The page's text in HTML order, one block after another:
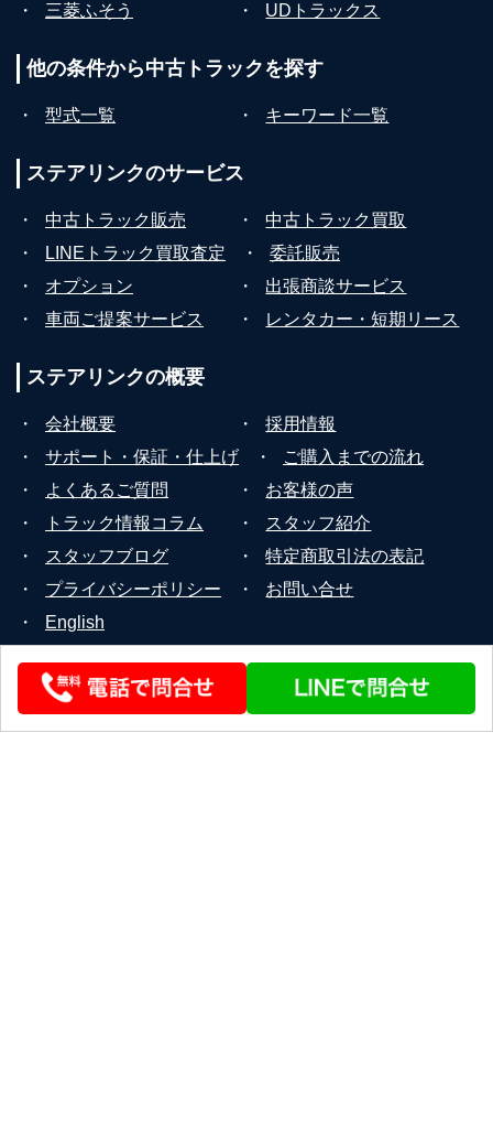
・
三菱ふそう ・ UDトラックス
他の条件から中古トラックを探す
・ 型式一覧 ・ キーワード一覧
ステアリンクのサービス
・ 中古トラック販売 ・
中古トラック買取
・
LINEトラック買取査定 ・
委託販売
・
オプション ・
出張商談サービス
・
車両ご提案サービス ・ レンタカー・短期リース
ステアリンクの概要
・ 会社概要 ・
採用情報
・
サポート・保証・仕上げ ・
ご購入までの流れ
・
よくあるご質問 ・
お客様の声
・
トラック情報コラム ・
スタッフ紹介
・
スタッフブログ ・
特定商取引法の表記
・
プライバシーポリシー ・
お問い合せ
・
English
© 2026 STEERLINK Co.,Ltd